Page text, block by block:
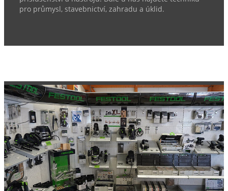
pro průmysl, stavebnictví, zahradu a úklid.